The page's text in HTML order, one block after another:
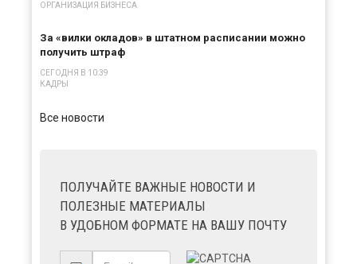
ОРГАНИЗАЦИЯ БИЗНЕСА
За «вилки окладов» в штатном расписании можно
получить штраф
СЕГОДНЯ В 10:39
КАДРЫ
Все новости
ПОЛУЧАЙТЕ ВАЖНЫЕ НОВОСТИ И
ПОЛЕЗНЫЕ МАТЕРИАЛЫ
В УДОБНОМ ФОРМАТЕ НА ВАШУ ПОЧТУ